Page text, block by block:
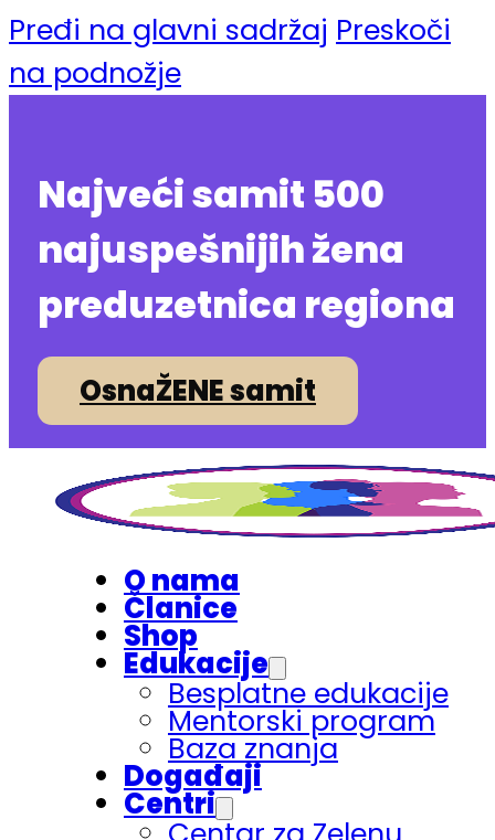
Pređi na glavni sadržaj Preskoči
na podnožje
Najveći samit 500
najuspešnijih žena
preduzetnica regiona
OsnaŽENE samit
O nama
Članice
Shop
Edukacije
Besplatne edukacije
Mentorski program
Baza znanja
Događaji
Centri